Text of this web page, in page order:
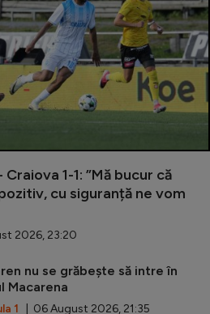
1-1: ”Mă bucur că
cu siguranță ne vom
2026, 23:20
nu se grăbește să intre în
Macarena
1 | 06 August 2026, 21:35